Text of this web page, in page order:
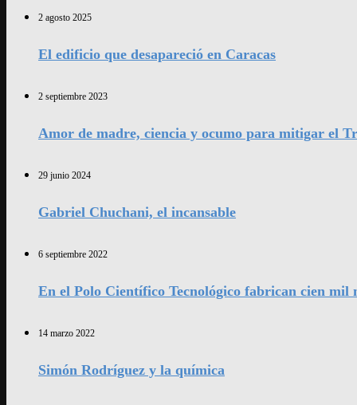
2 agosto 2025
El edificio que desapareció en Caracas
2 septiembre 2023
Amor de madre, ciencia y ocumo para mitigar el
29 junio 2024
Gabriel Chuchani, el incansable
6 septiembre 2022
En el Polo Científico Tecnológico fabrican cien mil
14 marzo 2022
Simón Rodríguez y la química